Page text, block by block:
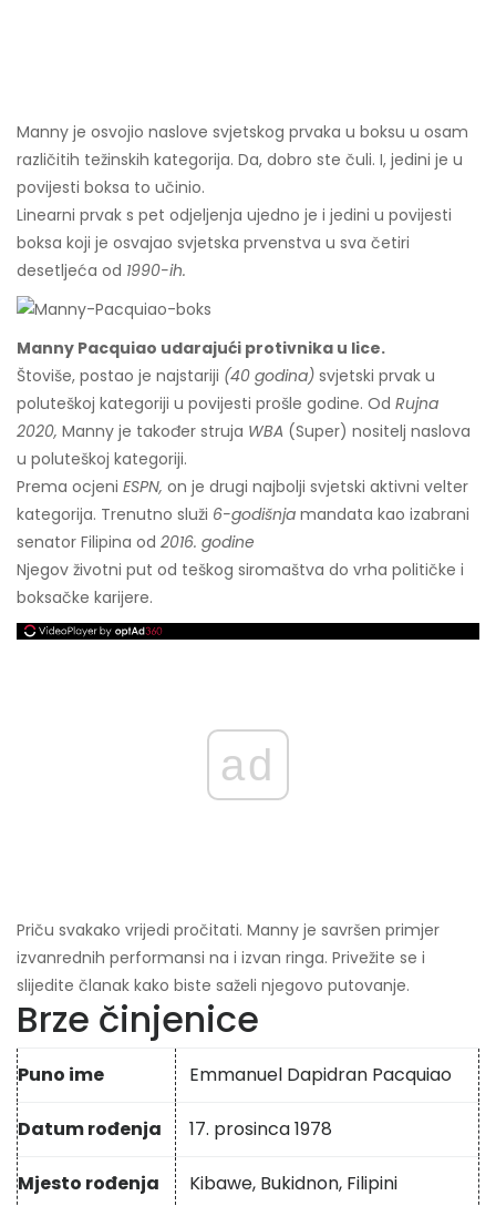
Manny je osvojio naslove svjetskog prvaka u boksu u osam
različitih težinskih kategorija. Da, dobro ste čuli. I, jedini je u
povijesti boksa to učinio.
Linearni prvak s pet odjeljenja ujedno je i jedini u povijesti
boksa koji je osvajao svjetska prvenstva u sva četiri
desetljeća od 1990-ih.
Manny Pacquiao udarajući protivnika u lice.
Štoviše, postao je najstariji (40 godina) svjetski prvak u
poluteškoj kategoriji u povijesti prošle godine. Od Rujna
2020, Manny je također struja WBA (Super) nositelj naslova
u poluteškoj kategoriji.
Prema ocjeni ESPN, on je drugi najbolji svjetski aktivni velter
kategorija. Trenutno služi 6-godišnja mandata kao izabrani
senator Filipina od 2016. godine
Njegov životni put od teškog siromaštva do vrha političke i
boksačke karijere.
ad
Priču svakako vrijedi pročitati. Manny je savršen primjer
izvanrednih performansi na i izvan ringa. Privežite se i
slijedite članak kako biste saželi njegovo putovanje.
Brze činjenice
Puno ime Emmanuel Dapidran Pacquiao
Datum rođenja 17. prosinca 1978
Mjesto rođenja Kibawe, Bukidnon, Filipini